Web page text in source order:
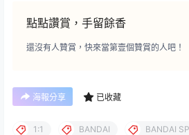
點點讚賞，手留餘香
還沒有人贊賞，快來當第壹個贊賞的人吧！
海報分享 已收藏
1:1 BANDAI BANDAI